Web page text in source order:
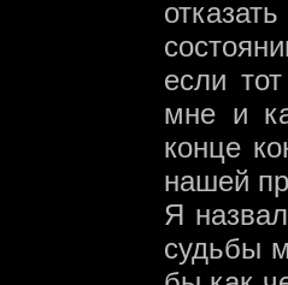
если
мне и
конце
нашей
Я
судьбы